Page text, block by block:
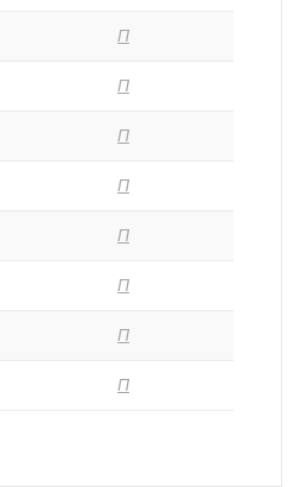
П
П
П
П
П
П
П
П